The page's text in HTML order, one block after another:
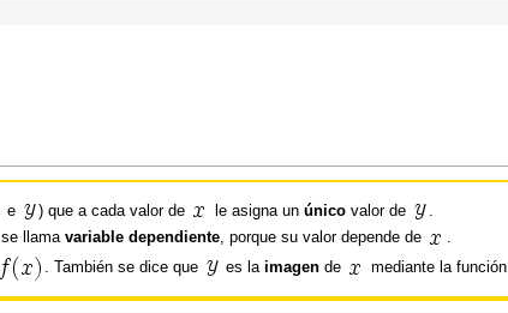
e ) que a cada valor de le asigna unúnico valor de
se llamavariable dependiente, porque su valor depende de
.
. También se dice que es laimagen de mediante la función